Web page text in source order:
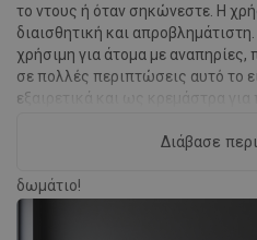
το ντους ή όταν σηκώνεστε. Η
διαισθητική και απροβλημάτιστη.
χρήσιμη για άτομα με αναπηρίες,
σε πολλές περιπτώσεις αυτό το
εξαιρετικά και ως κρεμάστρα για
αναφερθεί ότι έχει και
δωμάτιο!
Διάβασε